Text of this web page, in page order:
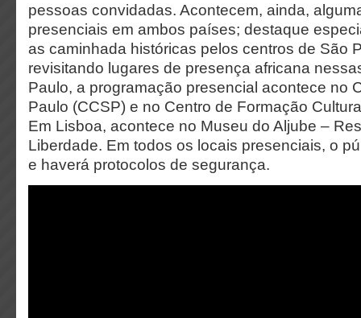
pessoas convidadas. Acontecem, ainda,
presenciais em ambos países; destaque
as caminhada históricas pelos centros de São
revisitando lugares de presença africana
Paulo, a programação presencial acontece no
Paulo (CCSP) e no Centro de Formação
Em Lisboa, acontece no Museu do Aljube –
Liberdade. Em todos os locais presenciais, o
e haverá protocolos de segurança.